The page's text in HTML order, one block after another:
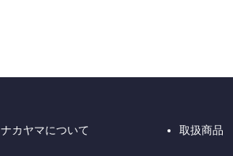
ナカヤマについて 取扱商品